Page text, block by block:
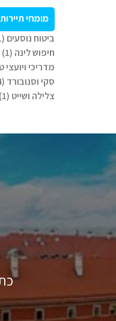
מומחי תיירות
ביטוח נוסעים (1)
חיפוש לינה (1)
מדריכי ויועצי
סקי וסנובורד (4)
צלילה ושייט (1)